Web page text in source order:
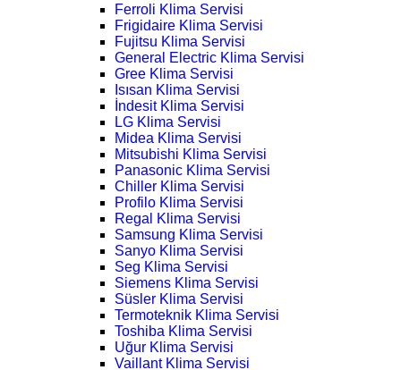
Ferroli Klima Servisi
Frigidaire Klima Servisi
Fujitsu Klima Servisi
General Electric Klima Servisi
Gree Klima Servisi
Isısan Klima Servisi
İndesit Klima Servisi
LG Klima Servisi
Midea Klima Servisi
Mitsubishi Klima Servisi
Panasonic Klima Servisi
Chiller Klima Servisi
Profilo Klima Servisi
Regal Klima Servisi
Samsung Klima Servisi
Sanyo Klima Servisi
Seg Klima Servisi
Siemens Klima Servisi
Süsler Klima Servisi
Termoteknik Klima Servisi
Toshiba Klima Servisi
Uğur Klima Servisi
Vaillant Klima Servisi